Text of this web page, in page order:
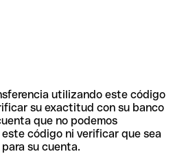
utilizando este código
su exactitud con su banco
que no podemos
código ni verificar que sea
su cuenta.